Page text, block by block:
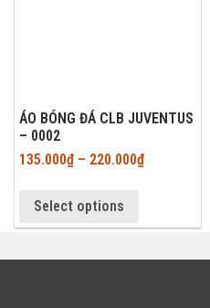
ÁO BÓNG ĐÁ CLB JUVENTUS
– 0002
135.000₫– 220.000₫
Select options